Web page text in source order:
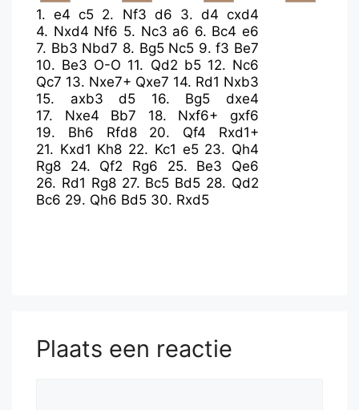
1.e4 c5 2. Nf3 d6 3. d4 cxd4
4. Nxd4 Nf6 5. Nc3 a6 6. Bc4 e6
7. Bb3 Nbd7 8. Bg5 Nc5 9.f3 Be7
10. Be3 O-O 11. Qd2 b5 12. Nc6
Qc7 13. Nxe7+ Qxe7 14. Rd1 Nxb3
15. axb3 d5 16. Bg5
dxe4
17. Nxe4 Bb7 18. Nxf6+
gxf6
19. Bh6 Rfd8 20. Qf4
Rxd1+
21. Kxd1 Kh8 22. Kc1 e5 23. Qh4
Rg8
24. Qf2 Rg6 25. Be3
Qe6
26. Rd1 Rg8 27. Bc5 Bd5 28. Qd2
Bc6 29. Qh6 Bd5 30. Rxd5
Plaats een reactie